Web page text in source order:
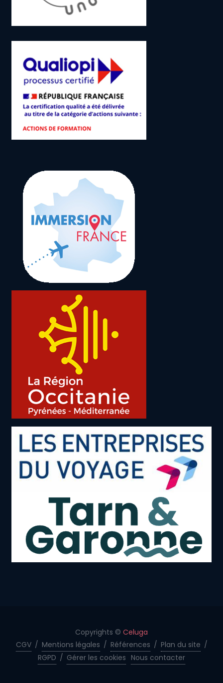
Copyrights © Celuga
CGV / Mentions légales / Références / Plan du site /
RGPD / Gérer les cookies Nous contacter